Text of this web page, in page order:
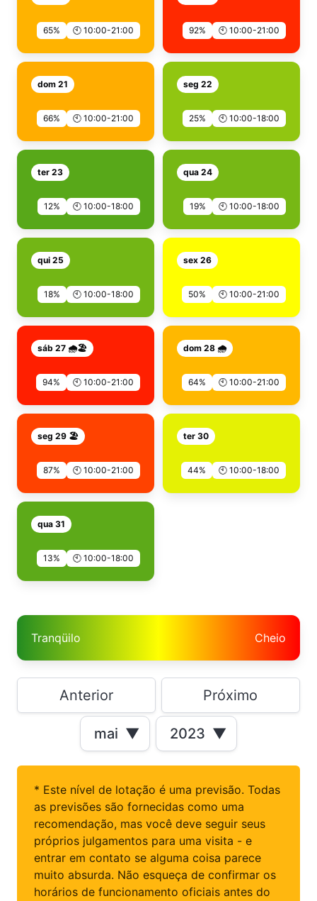
65% 🕙 10:00-21:00 92% 🕙 10:00-21:00
dom 21
66% 🕙 10:00-21:00
seg 22
25% 🕙 10:00-18:00
ter 23
12% 🕙 10:00-18:00
qua 24
19% 🕙 10:00-18:00
qui 25
18% 🕙 10:00-18:00
sex 26
50% 🕙 10:00-21:00
sáb 27 🌧️🏖️
94% 🕙 10:00-21:00
dom 28 🌧️
64% 🕙 10:00-21:00
seg 29 🏖️
87% 🕙 10:00-21:00
ter 30
44% 🕙 10:00-18:00
qua 31
13% 🕙 10:00-18:00
Tranqüilo Cheio
Anterior Próximo
mai ▼ 2023 ▼
* Este nível de lotação é uma previsão. Todas
as previsões são fornecidas como uma
recomendação, mas você deve seguir seus
próprios julgamentos para uma visita - e
entrar em contato se alguma coisa parece
muito absurda. Não esqueça de confirmar os
horários de funcionamento oficiais antes do